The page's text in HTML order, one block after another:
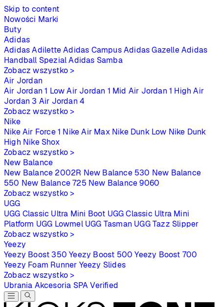
Skip to content
Nowości Marki
Buty
Adidas
Adidas Adilette Adidas Campus Adidas Gazelle Adidas
Handball Spezial Adidas Samba
Zobacz wszystko >
Air Jordan
Air Jordan 1 Low Air Jordan 1 Mid Air Jordan 1 High Air
Jordan 3 Air Jordan 4
Zobacz wszystko >
Nike
Nike Air Force 1 Nike Air Max Nike Dunk Low Nike Dunk
High Nike Shox
Zobacz wszystko >
New Balance
New Balance 2002R New Balance 530 New Balance
550 New Balance 725 New Balance 9060
Zobacz wszystko >
UGG
UGG Classic Ultra Mini Boot UGG Classic Ultra Mini
Platform UGG Lowmel UGG Tasman UGG Tazz Slipper
Zobacz wszystko >
Yeezy
Yeezy Boost 350 Yeezy Boost 500 Yeezy Boost 700
Yeezy Foam Runner Yeezy Slides
Zobacz wszystko >
Ubrania Akcesoria SPAVerified